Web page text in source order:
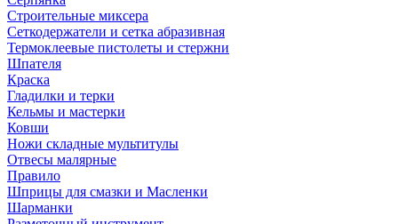
Строительные миксера
Сеткодержатели и сетка абразивная
Термоклеевые пистолеты и стержни
Шпателя
Краска
Гладилки и терки
Кельмы и мастерки
Ковши
Ножи складные мультитулы
Отвесы малярные
Правило
Шприцы для смазки и Масленки
Шарманки